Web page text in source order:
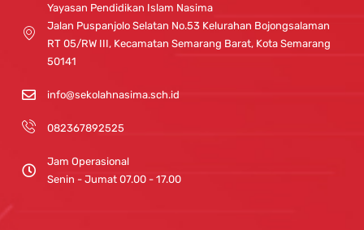
g
r
a
m
b
e
Yayasan Pendidikan Islam Nasima
Jalan Puspanjolo Selatan No.53 Kelurahan Bojongsalaman
RT 05/RW III, Kecamatan Semarang Barat, Kota Semarang
50141
info@sekolahnasima.sch.id
082367892525
Jam Operasional
Senin - Jumat 07.00 - 17.00